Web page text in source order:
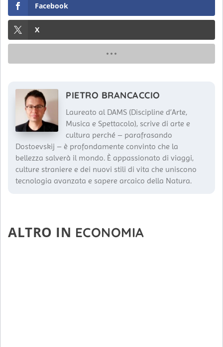
Facebook
X
PIETRO BRANCACCIO
Laureato al DAMS (Discipline d’Arte,
Musica e Spettacolo), scrive di arte e
cultura perché – parafrasando
Dostoevskij – è profondamente convinto che la
bellezza salverà il mondo. È appassionato di viaggi,
culture straniere e dei nuovi stili di vita che uniscono
tecnologia avanzata e sapere arcaico della Natura.
ALTRO IN ECONOMIA